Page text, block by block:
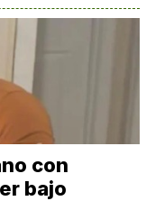
con
bajo